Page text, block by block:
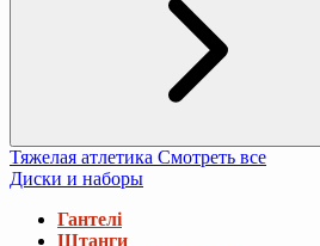
Тяжелая атлетика Смотреть все
Диски и наборы
Гантелі
Штанги